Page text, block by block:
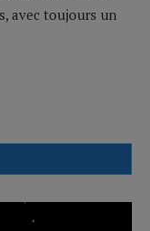
avec toujours un